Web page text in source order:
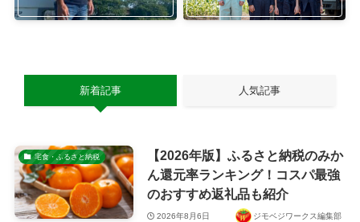
新着記事 人気記事
宅食・ふるさと納税
【2026年版】ふるさと納税のみか
ん還元率ランキング！コスパ最強
のおすすめ返礼品も紹介
2026年8月6日 ジモベジワークス編集部